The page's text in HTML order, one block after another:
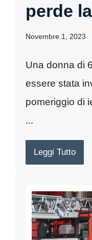
perde
Novembre 1, 2023
Una donna di
essere stata
pomeriggio di
...
Leggi Tutto